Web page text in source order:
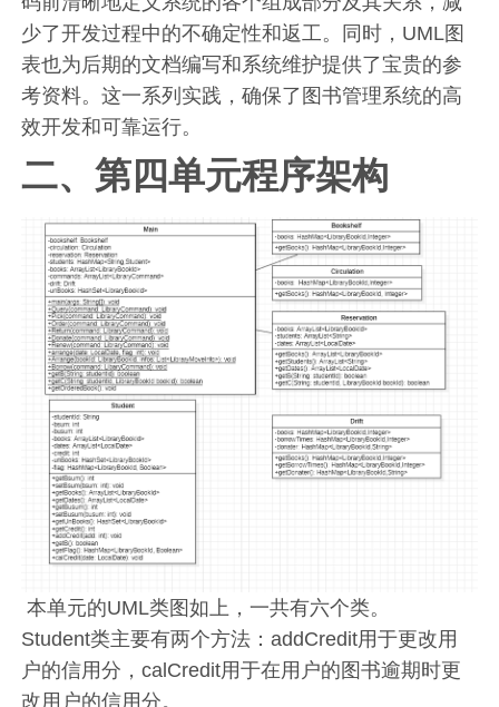
少了开发过程中的不确定性和返工。同时，UML图
表也为后期的文档编写和系统维护提供了宝贵的参
考资料。这一系列实践，确保了图书管理系统的高
效开发和可靠运行。
二、第四单元程序架构
本单元的UML类图如上，一共有六个类。
Student类主要有两个方法：addCredit用于更改用
户的信用分，calCredit用于在用户的图书逾期时更
改用户的信用分。